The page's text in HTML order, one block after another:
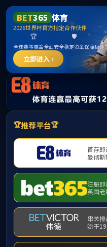
OB电竞(